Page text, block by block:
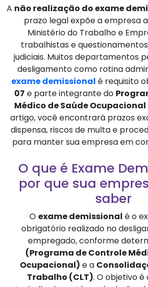
A não realização do exame
prazo legal expõe a empresa
Ministério do Trabalho e
trabalhistas e
judiciais. Muitos departamentos
desligamento como rotina
exame demissional é requisito
07 e parte integrante do
Médico de Saúde Ocupacional
artigo, você encontrará prazos
dispensa, riscos de multa e
para manter sua empresa em
O que é Exame
por que sua
saber
O exame demissional é o
obrigatório realizado no
empregado, conforme
(Programa de Controle
Ocupacional) e a
Trabalho (CLT). O objetivo